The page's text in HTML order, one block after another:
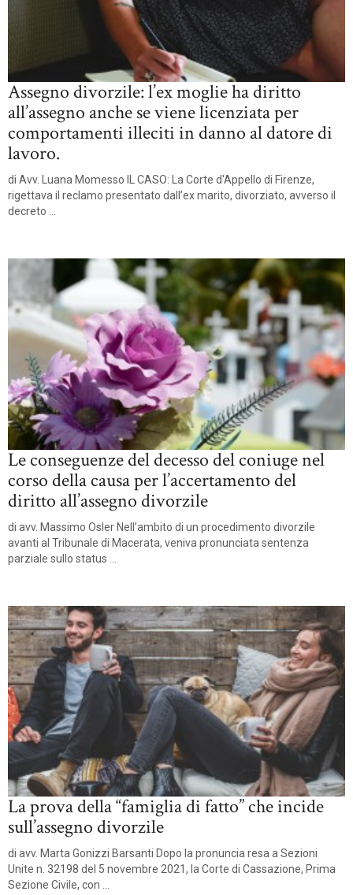
Assegno divorzile: l’ex moglie ha diritto
all’assegno anche se viene licenziata per
comportamenti illeciti in danno al datore di
lavoro.
di Avv. Luana Momesso IL CASO: La Corte d'Appello di Firenze,
rigettava il reclamo presentato dall’ex marito, divorziato, avverso il
decreto ...
Le conseguenze del decesso del coniuge nel
corso della causa per l’accertamento del
diritto all’assegno divorzile
di avv. Massimo Osler Nell’ambito di un procedimento divorzile
avanti al Tribunale di Macerata, veniva pronunciata sentenza
parziale sullo status ...
La prova della “famiglia di fatto” che incide
sull’assegno divorzile
di avv. Marta Gonizzi Barsanti Dopo la pronuncia resa a Sezioni
Unite n. 32198 del 5 novembre 2021, la Corte di Cassazione, Prima
Sezione Civile, con ...